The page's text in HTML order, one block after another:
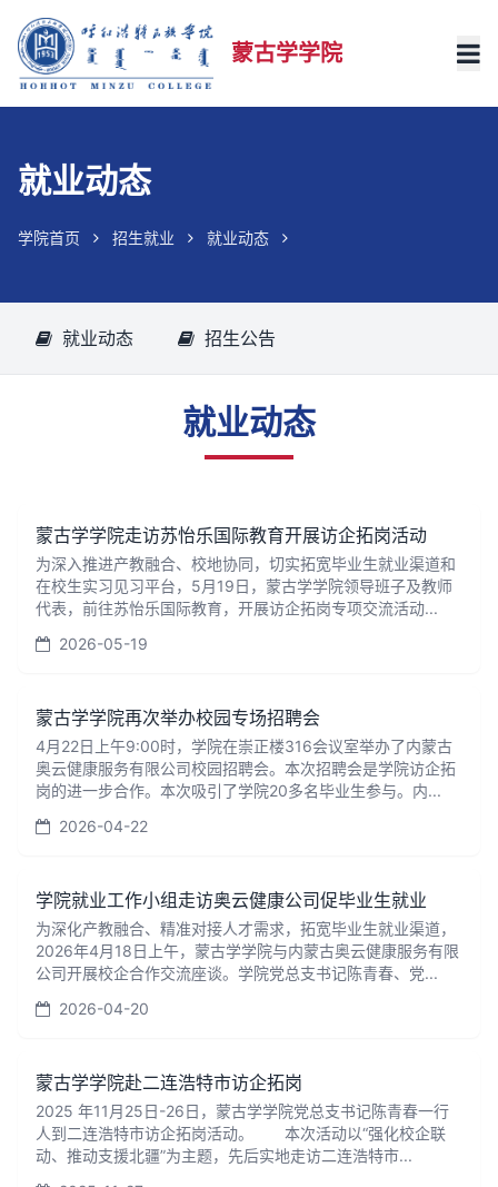
蒙古学学院
就业动态
学院首页 招生就业 就业动态
就业动态 招生公告
就业动态
蒙古学学院走访苏怡乐国际教育开展访企拓岗活动
为深入推进产教融合、校地协同，切实拓宽毕业生就业渠道和
在校生实习见习平台，5月19日，蒙古学学院领导班子及教师
代表，前往苏怡乐国际教育，开展访企拓岗专项交流活动...
2026-05-19
蒙古学学院再次举办校园专场招聘会
4月22日上午9:00时，学院在崇正楼316会议室举办了内蒙古
奥云健康服务有限公司校园招聘会。本次招聘会是学院访企拓
岗的进一步合作。本次吸引了学院20多名毕业生参与。内...
2026-04-22
学院就业工作小组走访奥云健康公司促毕业生就业
为深化产教融合、精准对接人才需求，拓宽毕业生就业渠道，
2026年4月18日上午，蒙古学学院与内蒙古奥云健康服务有限
公司开展校企合作交流座谈。学院党总支书记陈青春、党...
2026-04-20
蒙古学学院赴二连浩特市访企拓岗
2025 年11月25日-26日，蒙古学学院党总支书记陈青春一行
人到二连浩特市访企拓岗活动。 本次活动以“强化校企联
动、推动支援北疆”为主题，先后实地走访二连浩特市...